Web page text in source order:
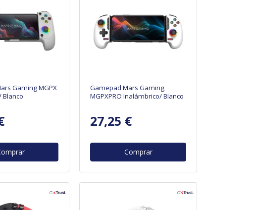
Gaming MGPX
Blanco
Gamepad Mars Gaming
MGPXPRO Inalámbrico/ Blanco
27,25 €
Comprar